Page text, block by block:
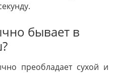
бывает в
преобладает сухой и